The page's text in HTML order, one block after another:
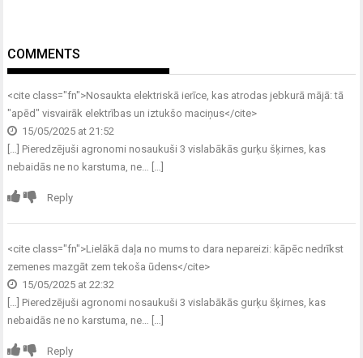
COMMENTS
<cite class="fn">Nosaukta elektriskā ierīce, kas atrodas jebkurā mājā: tā
"apēd" visvairāk elektrības un iztukšo maciņus</cite>
15/05/2025 at 21:52
[…] Pieredzējuši agronomi nosaukuši 3 vislabākās gurķu šķirnes, kas
nebaidās ne no karstuma, ne… […]
Reply
<cite class="fn">Lielākā daļa no mums to dara nepareizi: kāpēc nedrīkst
zemenes mazgāt zem tekoša ūdens</cite>
15/05/2025 at 22:32
[…] Pieredzējuši agronomi nosaukuši 3 vislabākās gurķu šķirnes, kas
nebaidās ne no karstuma, ne… […]
Reply